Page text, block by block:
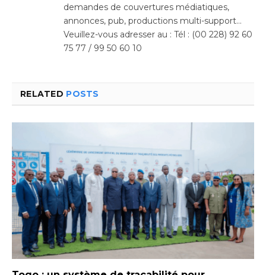
demandes de couvertures médiatiques,
annonces, pub, productions multi-support…
Veuillez-vous adresser au : Tél : (00 228) 92 60
75 77 / 99 50 60 10
RELATED POSTS